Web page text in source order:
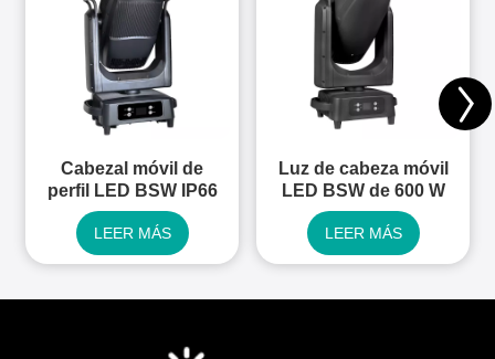
Cabezal móvil de
perfil LED BSW IP66
de 1000 W
LEER MÁS
Luz de cabeza móvil
LED BSW de 600 W
para exteriores,
resistente al agua
LEER MÁS